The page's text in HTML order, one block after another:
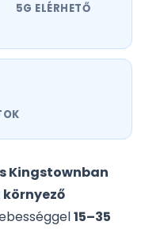
5G ELÉRHETŐ
Kingstownban
15–35